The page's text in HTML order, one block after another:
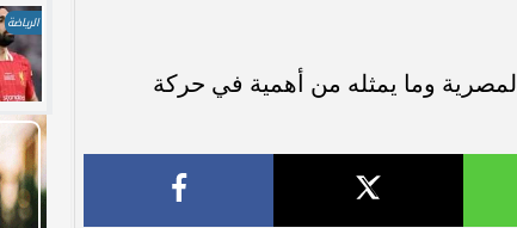
وما يمثله من أهمية في حركة
الرياضة